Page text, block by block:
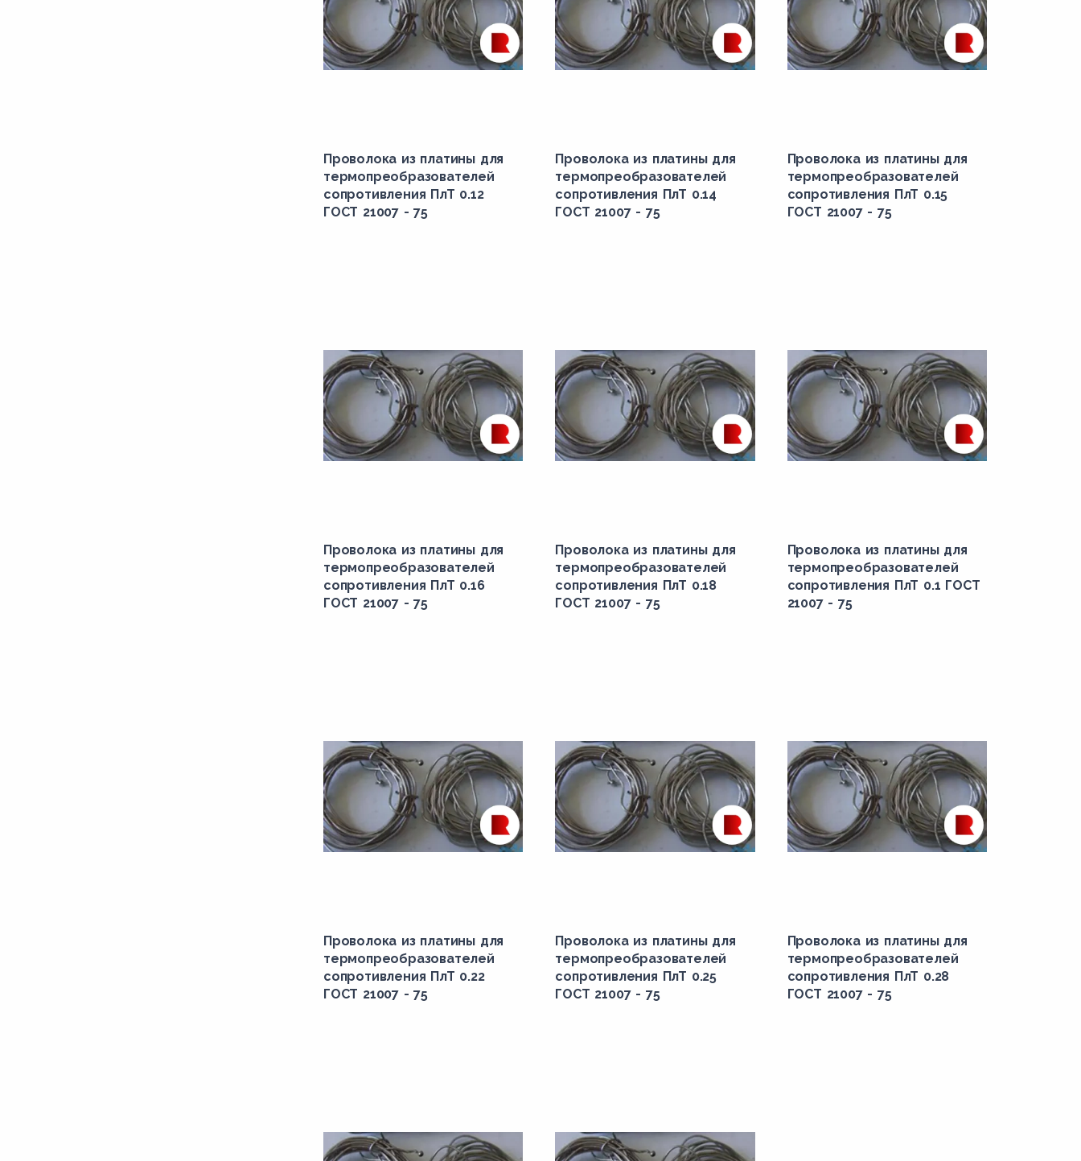
Проволока из платины для
термопреобразователей
сопротивления ПлТ 0.12
ГОСТ 21007 - 75
Проволока из платины для
термопреобразователей
сопротивления ПлТ 0.14
ГОСТ 21007 - 75
Проволока из платины для
термопреобразователей
сопротивления ПлТ 0.15
ГОСТ 21007 - 75
Проволока из платины для
термопреобразователей
сопротивления ПлТ 0.16
ГОСТ 21007 - 75
Проволока из платины для
термопреобразователей
сопротивления ПлТ 0.18
ГОСТ 21007 - 75
Проволока из платины для
термопреобразователей
сопротивления ПлТ 0.1 ГОСТ
21007 - 75
Проволока из платины для
термопреобразователей
сопротивления ПлТ 0.22
ГОСТ 21007 - 75
Проволока из платины для
термопреобразователей
сопротивления ПлТ 0.25
ГОСТ 21007 - 75
Проволока из платины для
термопреобразователей
сопротивления ПлТ 0.28
ГОСТ 21007 - 75